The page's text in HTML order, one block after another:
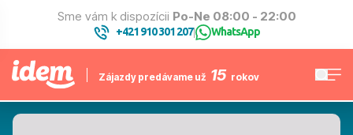
Sme vám k dispozícii Po-Ne 08:00 - 22:00
+421 910 301 207| WhatsApp
Zájazdy predávame už 15 rokov